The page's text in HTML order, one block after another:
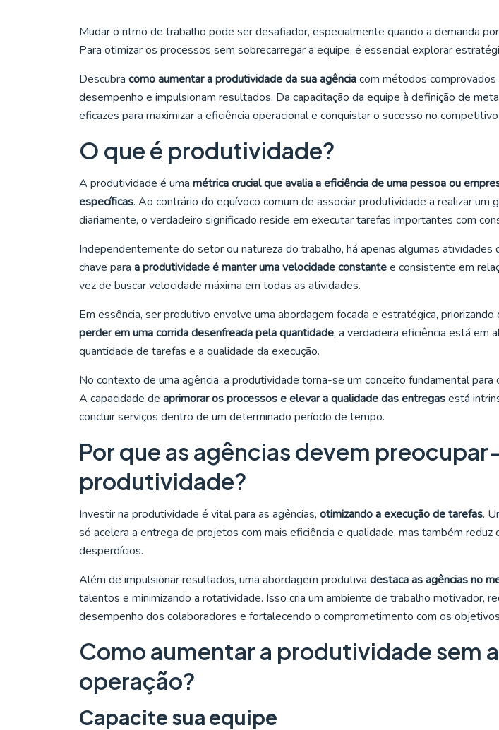
Mudar o ritmo de trabalho pode ser desafiador, especialmente quando a demanda
Para otimizar os processos sem sobrecarregar a equipe, é essencial explorar
Descubra como aumentar a produtividade da sua agênciacom métodos
desempenho e impulsionam resultados. Da capacitação da equipe à definição de
eficazes para maximizar a eficiência operacional e conquistar o sucesso no
O que é produtividade?
A produtividade é uma métrica crucial que avalia a eficiência de uma pessoa ou
específicas. Ao contrário do equívoco comum de associar produtividade a realizar um
diariamente, o verdadeiro significado reside em executar tarefas importantes com
Independentemente do setor ou natureza do trabalho, há apenas algumas
chave para a produtividade é manter uma velocidade constantee consistente em
vez de buscar velocidade máxima em todas as atividades.
Em essência, ser produtivo envolve uma abordagem focada e estratégica, priorizando
perder em uma corrida desenfreada pela quantidade, a verdadeira eficiência está em
quantidade de tarefas e a qualidade da execução.
No contexto de uma agência, a produtividade torna-se um conceito fundamental
A capacidade de aprimorar os processos e elevar a qualidade das entregasestá
concluir serviços dentro de um determinado período de tempo.
Por que as agências devem
produtividade?
Investir na produtividade é vital para as agências, otimizando a execução de tarefas.
só acelera a entrega de projetos com mais eficiência e qualidade, mas também reduz
desperdícios.
Além de impulsionar resultados, uma abordagem produtiva destaca as agências no
talentos e minimizando a rotatividade. Isso cria um ambiente de trabalho motivador,
desempenho dos colaboradores e fortalecendo o comprometimento com os
Como aumentar a produtividade sem
operação?
Capacite sua equipe